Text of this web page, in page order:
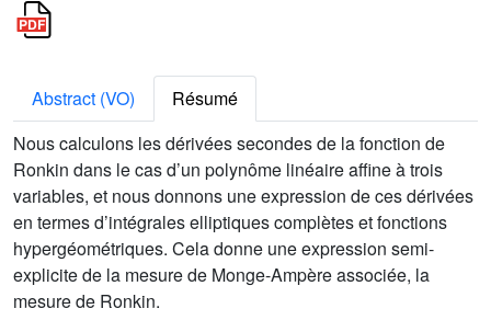
Abstract (VO)
Résumé
Nous calculons les dérivées secondes de la fonction de
Ronkin dans le cas d’un polynôme linéaire affine à trois
variables, et nous donnons une expression de ces dérivées
en termes d’intégrales elliptiques complètes et fonctions
hypergéométriques. Cela donne une expression semi-
explicite de la mesure de Monge-Ampère associée, la
mesure de Ronkin.